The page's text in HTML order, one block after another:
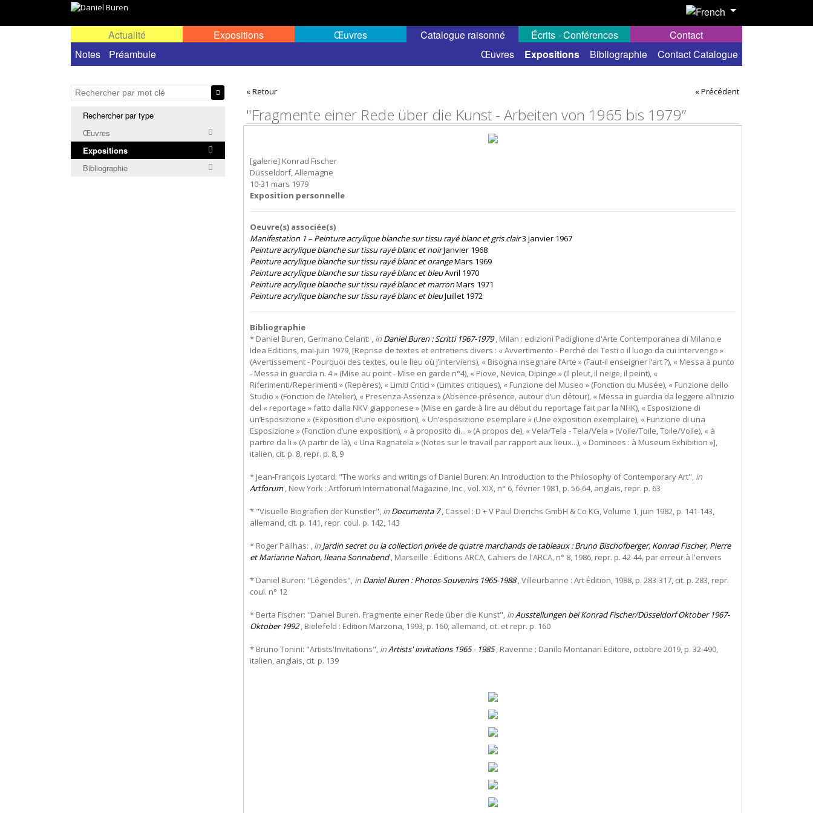
Actualité
Expositions
Toutes les expositions
Œuvres
Catalogue raisonné
Notes
Préambule Œuvres Expositions Bibliographie Contact Catalogue
Écrits - Conférences Contact
Rechercher par type
Œuvres
Expositions
Bibliographie
« Retour « Précédent
"Fragmente einer Rede über die Kunst - Arbeiten von 1965 bis 1979”
[galerie] Konrad Fischer
Düsseldorf, Allemagne
10-31 mars 1979
Exposition personnelle
Oeuvre(s) associée(s)
Manifestation 1 – Peinture acrylique blanche sur tissu rayé blanc et gris clair3 janvier 1967
Peinture acrylique blanche sur tissu rayé blanc et noirJanvier 1968
Peinture acrylique blanche sur tissu rayé blanc et orangeMars 1969
Peinture acrylique blanche sur tissu rayé blanc et bleuAvril 1970
Peinture acrylique blanche sur tissu rayé blanc et marronMars 1971
Peinture acrylique blanche sur tissu rayé blanc et bleuJuillet 1972
Bibliographie
* Daniel Buren, Germano Celant: , in Daniel Buren : Scritti 1967-1979, Milan : edizioni Padiglione d'Arte Contemporanea di Milano e
Idea Editions, mai-juin 1979, [Reprise de textes et entretiens divers : « Avvertimento - Perché dei Testi o il luogo da cui intervengo »
(Avertissement - Pourquoi des textes, ou le lieu où j’interviens), « Bisogna insegnare l’Arte » (Faut-il enseigner l’art ?), « Messa à punto
- Messa in guardia n. 4 » (Mise au point - Mise en garde n°4), « Piove, Nevica, Dipinge » (Il pleut, il neige, il peint), «
Riferimenti/Reperimenti » (Repères), « Limiti Critici » (Limites critiques), « Funzione del Museo » (Fonction du Musée), « Funzione dello
Studio » (Fonction de l’Atelier), « Presenza-Assenza » (Absence-présence, autour d’un détour), « Messa in guardia da leggere all’inizio
del « reportage » fatto dalla NKV giapponese » (Mise en garde à lire au début du reportage fait par la NHK), « Esposizione di
un’Esposizione » (Exposition d’une exposition), « Un’esposizione esemplare » (Une exposition exemplaire), « Funzione di una
Esposizione » (Fonction d’une exposition), « à proposito di... » (A propos de), « Vela/Tela - Tela/Vela » (Voile/Toile, Toile/Voile), « à
partire da li » (A partir de là), « Una Ragnatela » (Notes sur le travail par rapport aux lieux...), « Dominoes : à Museum Exhibition »],
italien, cit. p. 8, repr. p. 8, 9
* Jean-François Lyotard: "The works and writings of Daniel Buren: An Introduction to the Philosophy of Contemporary Art", in
Artforum, New York : Artforum International Magazine, Inc., vol. XIX, n° 6, février 1981, p. 56-64, anglais, repr. p. 63
* "Visuelle Biografien der Künstler", in Documenta 7, Cassel : D + V Paul Dierichs GmbH & Co KG, Volume 1, juin 1982, p. 141-143,
allemand, cit. p. 141, repr. coul. p. 142, 143
* Roger Pailhas: , in Jardin secret ou la collection privée de quatre marchands de tableaux : Bruno Bischofberger, Konrad Fischer, Pierre
et Marianne Nahon, Ileana Sonnabend, Marseille : Éditions ARCA, Cahiers de l'ARCA, n° 8, 1986, repr. p. 42-44, par erreur à l'envers
* Daniel Buren: "Légendes", in Daniel Buren : Photos-Souvenirs 1965-1988, Villeurbanne : Art Édition, 1988, p. 283-317, cit. p. 283, repr.
coul. n° 12
* Berta Fischer: "Daniel Buren. Fragmente einer Rede über die Kunst", inAusstellungen bei Konrad Fischer/Düsseldorf Oktober 1967-
Oktober 1992, Bielefeld : Edition Marzona, 1993, p. 160, allemand, cit. et repr. p. 160
* Bruno Tonini: "Artists'Invitations", inArtists' invitations 1965 - 1985, Ravenne : Danilo Montanari Editore, octobre 2019, p. 32-490,
italien, anglais, cit. p. 139